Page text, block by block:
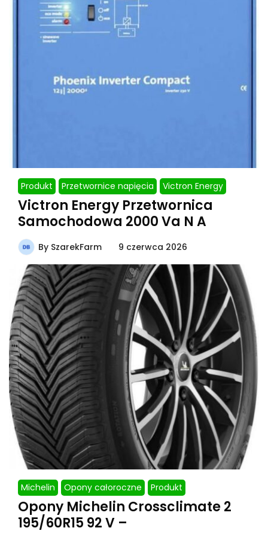
Produkt Przetwornice napięcia Victron Energy
Victron Energy Przetwornica
Samochodowa 2000 Va N A
By SzarekFarm 9 czerwca 2026
Michelin Opony całoroczne Produkt
Opony Michelin Crossclimate 2
195/60R15 92 V –